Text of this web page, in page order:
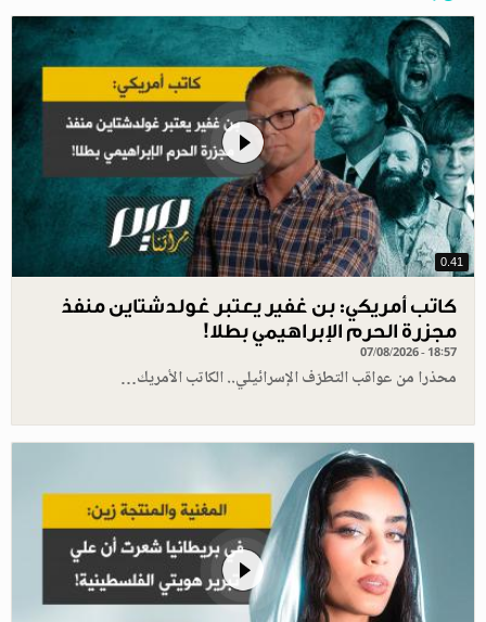
0.41
كاتب أمريكي: بن غفير يعتبر غولدشتاين منفذ
مجزرة الحرم الإبراهيمي بطلا!
07/08/2026 - 18:57
محذرا من عواقب التطرّف الإسرائيلي.. الكاتب الأمريك…